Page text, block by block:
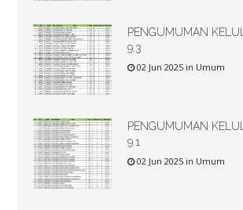
PENGUMUMAN
9.3
02 Jun 2025 in Umum
PENGUMUMAN
9.1
02 Jun 2025 in Umum